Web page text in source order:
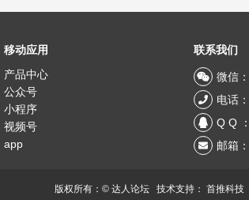
移动应用
产品中心
公众号
小程序
视频号
app
联系我们
微信
电话
Q Q
邮箱
版权所有：© 达人论坛 技术支持： 首推科技